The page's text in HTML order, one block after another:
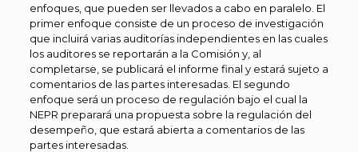
enfoques, que pueden ser llevados a cabo en paralelo. El
primer enfoque consiste de un proceso de investigación
que incluirá varias auditorías independientes en las cuales
los auditores se reportarán a la Comisión y, al
completarse, se publicará el informe final y estará sujeto a
comentarios de las partes interesadas. El segundo
enfoque será un proceso de regulación bajo el cual la
NEPR preparará una propuesta sobre la regulación del
desempeño, que estará abierta a comentarios de las
partes interesadas.